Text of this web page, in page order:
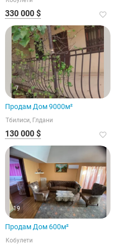
330 000 $
7
Продам Дом 9000м²
Тбилиси, Глдани
130 000 $
19
Продам Дом 600м²
Кобулети